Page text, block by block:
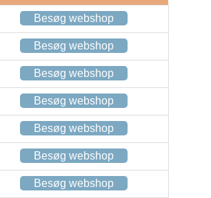
Besøg webshop
Besøg webshop
Besøg webshop
Besøg webshop
Besøg webshop
Besøg webshop
Besøg webshop